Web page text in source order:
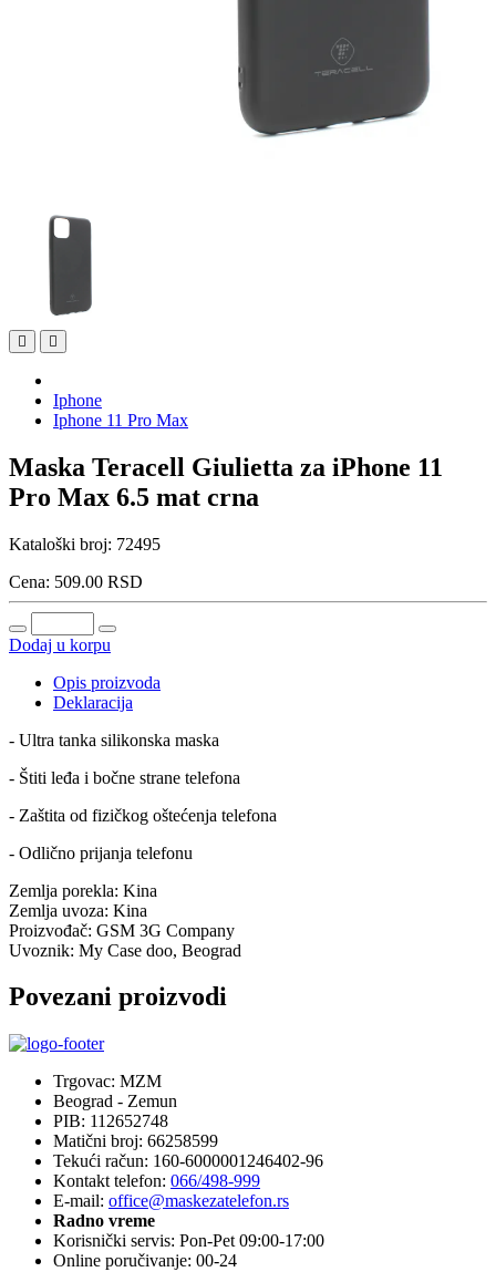
Iphone
Iphone 11 Pro Max
Maska Teracell Giulietta za iPhone 11
Pro Max 6.5 mat crna
Kataloški broj: 72495
Cena: 509.00 RSD
Dodaj u korpu
Opis proizvoda
Deklaracija
- Ultra tanka silikonska maska
- Štiti leđa i bočne strane telefona
- Zaštita od fizičkog oštećenja telefona
- Odlično prijanja telefonu
Zemlja porekla: Kina
Zemlja uvoza: Kina
Proizvođač: GSM 3G Company
Uvoznik: My Case doo, Beograd
Povezani proizvodi
Trgovac: MZM
Beograd - Zemun
PIB: 112652748
Matični broj: 66258599
Tekući račun: 160-6000001246402-96
Kontakt telefon: 066/498-999
E-mail: office@maskezatelefon.rs
Radno vreme
Korisnički servis: Pon-Pet 09:00-17:00
Online poručivanje: 00-24